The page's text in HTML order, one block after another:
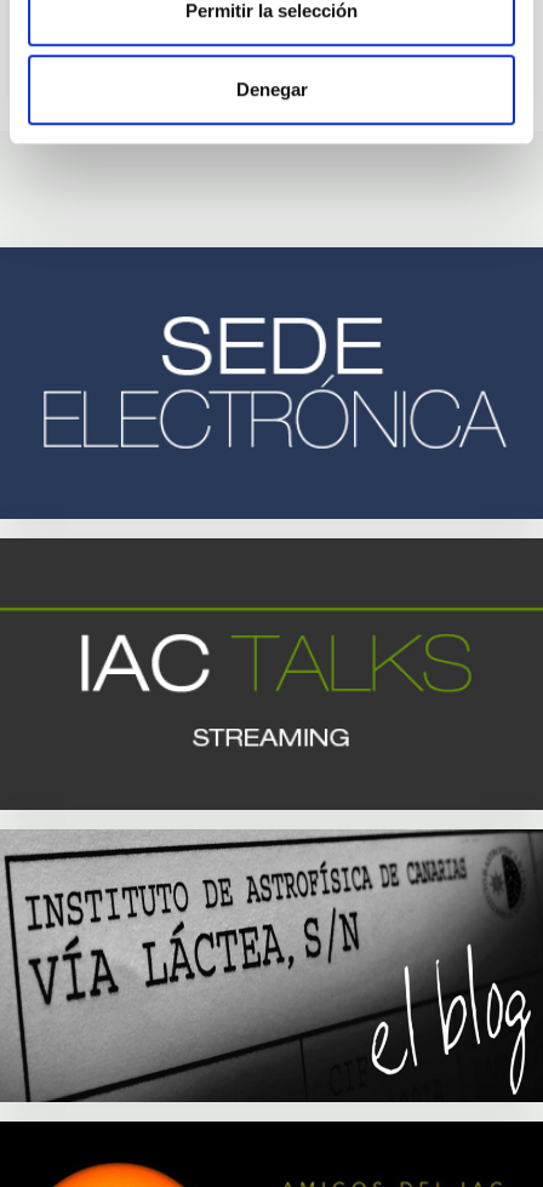
Permitir la selección
Denegar